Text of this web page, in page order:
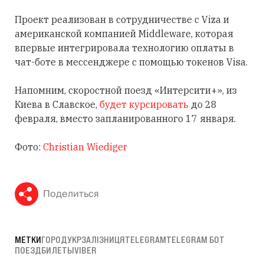
Проект реализован в сотрудничестве с Viza и
американской компанией Middleware, которая
впервые интегрировала технологию оплаты в
чат-боте в мессенджере с помощью токенов Visa.
Напомним, скоростной поезд «Интерсити+», из
Киева в Славское, будет курсировать до 28
февраля, вместо запланированного 17 января.
Фото: Christian Wiediger
Поделиться
МЕТКИГОРОДУКРЗАЛІЗНИЦЯTELEGRAMTELEGRAM БОТ
ПОЕЗДБИЛЕТЫVIBER